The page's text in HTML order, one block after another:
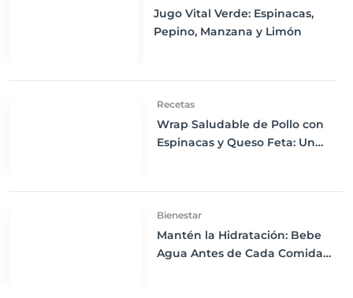
Jugo Vital Verde: Espinacas,
Pepino, Manzana y Limón
Recetas
Wrap Saludable de Pollo con
Espinacas y Queso Feta: Un
Bienestar
Mantén la Hidratación: Bebe
Agua Antes de Cada Comida